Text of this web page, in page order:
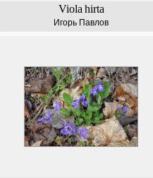
Viola hirta
Игорь Павлов